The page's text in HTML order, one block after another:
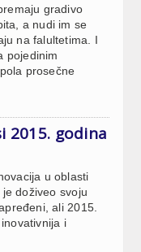
gradivo
a nudi im se
na falultetima. I
pojedinim
prosečne
2015. godina
u oblasti
doživeo svoju
ali 2015.
i